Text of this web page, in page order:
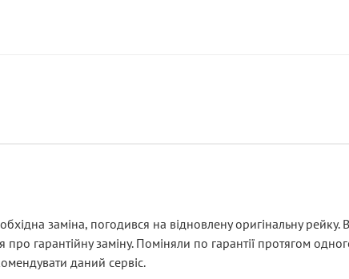
заміна, погодився на відновлену оригінальну рейку.
гарантійну заміну. Поміняли по гарантії протягом
даний сервіс.